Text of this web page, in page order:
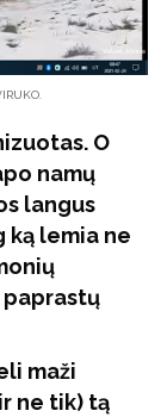
O
namų
langus
ką lemia ne
maži
ne tik) tą